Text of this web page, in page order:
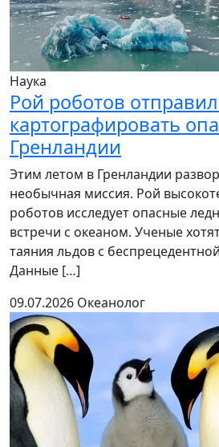
Наука
Рой роботов
картографировать
Гренландии
Этим летом в Гренландии
необычная миссия. Рой
роботов исследует опасные
встречи с океаном. Ученые
таяния льдов с
Данные […]
09.07.2026 Океанолог